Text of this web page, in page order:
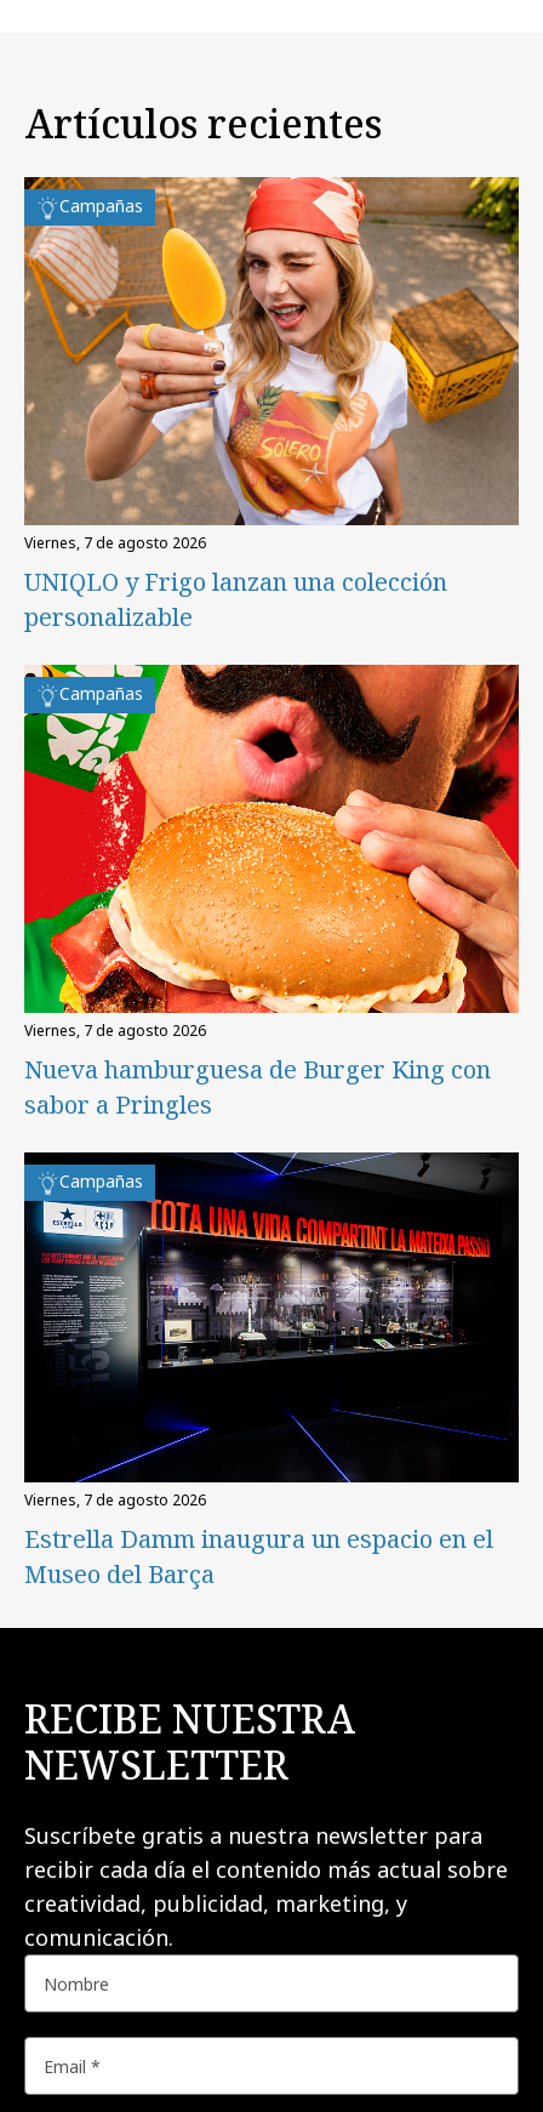
Artículos recientes
Campañas
viernes, 7 de agosto 2026
UNIQLO y Frigo lanzan una colección
personalizable
Campañas
viernes, 7 de agosto 2026
Nueva hamburguesa de Burger King con
sabor a Pringles
Campañas
viernes, 7 de agosto 2026
Estrella Damm inaugura un espacio en el
Museo del Barça
RECIBE NUESTRA
NEWSLETTER
Suscríbete gratis a nuestra newsletter para
recibir cada día el contenido más actual sobre
creatividad, publicidad, marketing, y
comunicación.